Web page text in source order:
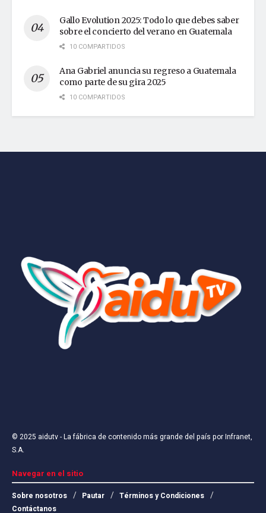
Gallo Evolution 2025: Todo lo que debes saber
sobre el concierto del verano en Guatemala
10 COMPARTIDOS
Ana Gabriel anuncia su regreso a Guatemala
como parte de su gira 2025
10 COMPARTIDOS
© 2025 aidutv- La fábrica de contenido más grande del país porInfranet,
S.A.
Navegar en el sitio
Sobre nosotros Pautar
Términos y Condiciones
Contáctanos